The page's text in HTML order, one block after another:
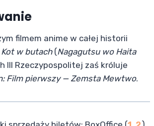
filmem anime w całej historii
Kot w butach(Nagagutsu wo Haita
III Rzeczypospolitej zaś króluje
Film pierwszy — Zemsta Mewtwo.